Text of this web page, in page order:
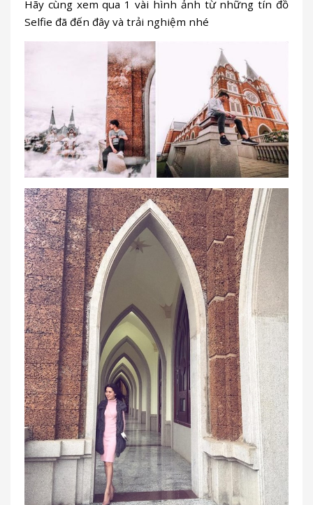
Hãy cùng xem qua 1 vài hình ảnh từ những tín đồ
Selfie đã đến đây và trải nghiệm nhé